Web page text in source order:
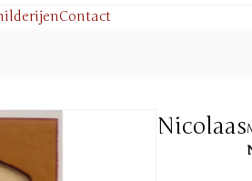
Contact
Nicolaas